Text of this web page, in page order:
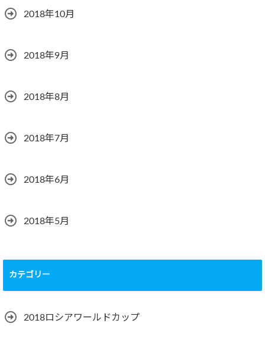
2018年10月
2018年9月
2018年8月
2018年7月
2018年6月
2018年5月
カテゴリー
2018ロシアワールドカップ